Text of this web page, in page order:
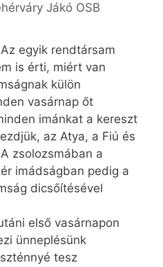
Jákó OSB
egyik rendtársam
is érti, miért van
külön
vasárnap őt
imánkat a kereszt
az Atya, a Fiú és
zsolozsmában a
imádságban pedig a
dicsőítésével
első vasárnapon
ünneplésünk
tesz